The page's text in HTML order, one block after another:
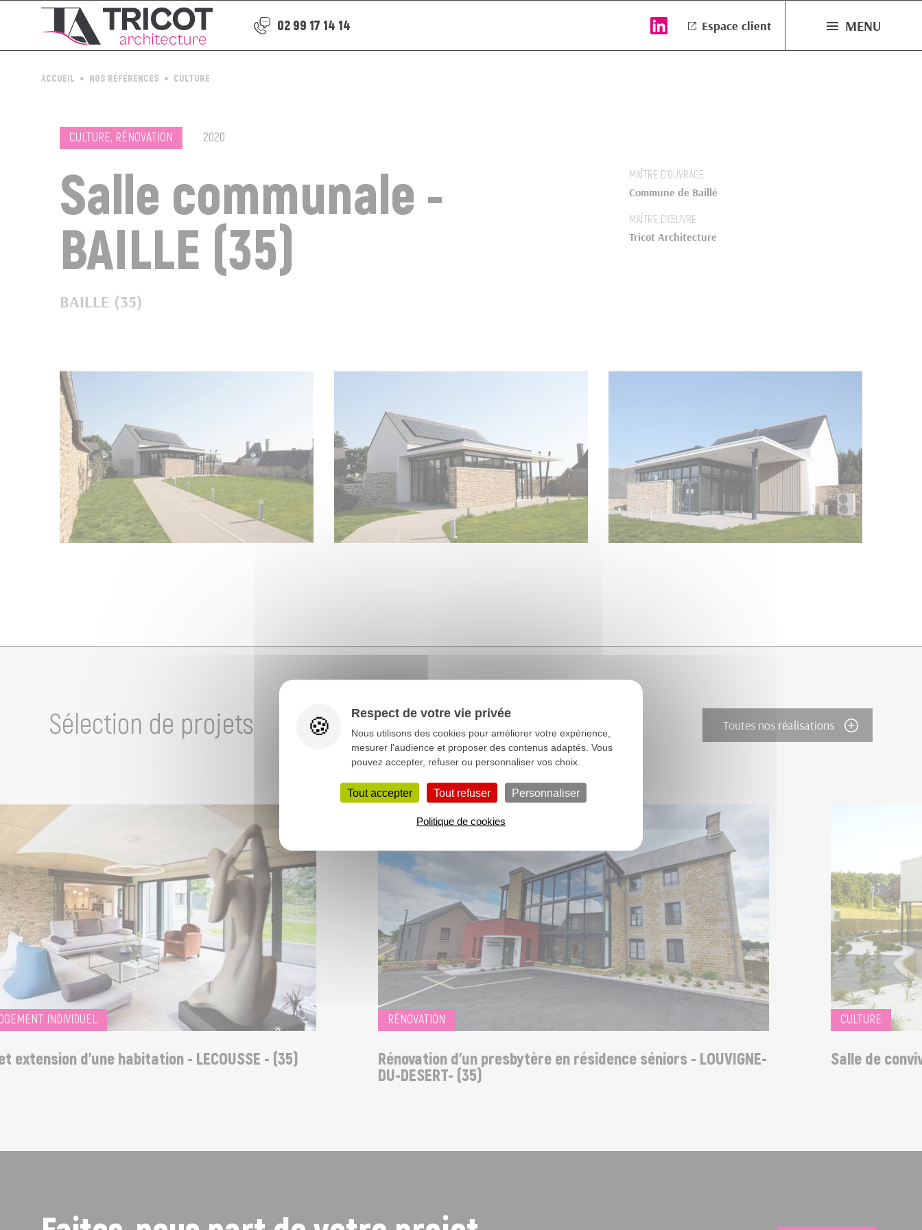
02 99 17 14 14 Espace client MENU
ACCUEIL NOS RÉFÉRENCES CULTURE
CULTURE, RÉNOVATION 2020
Salle communale -
BAILLE (35)
BAILLE (35)
MAÎTRE D’OUVRAGE
Commune de Baillé
MAÎTRE D’ŒUVRE
Tricot Architecture
Sélection de projets
INDIVIDUEL
d'une habitation - LECOUSSE - (35)
RÉNOVATION
Rénovation d'un presbytère en résidence séniors - LOUVIGNE-
DU-DESERT- (35)
CULTURE
Salle de
Toutes nos réalisations
Respect de votre vie privée
Nous utilisons des cookies pour améliorer votre expérience,
mesurer l'audience et proposer des contenus adaptés. Vous
pouvez accepter, refuser ou personnaliser vos choix.
Tout accepter Tout refuser Personnaliser
Politique de cookies